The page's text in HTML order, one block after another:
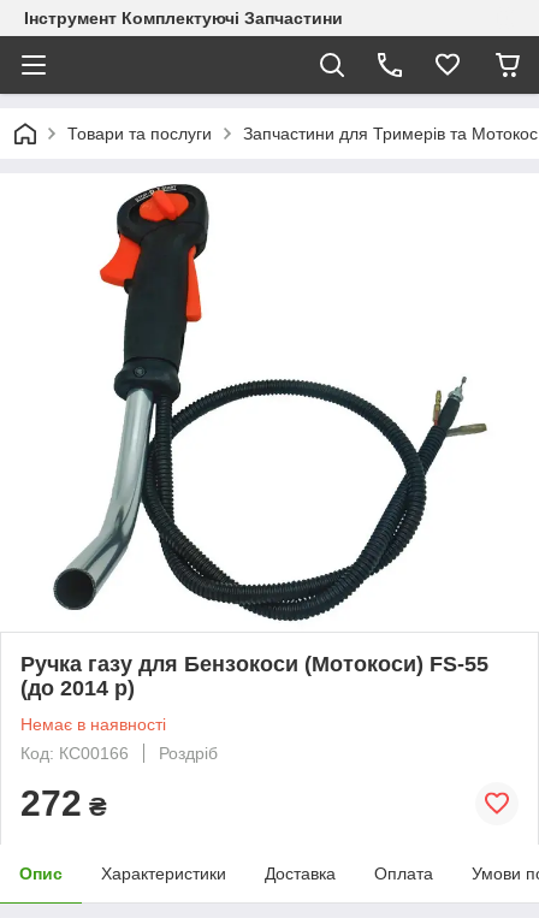
Інструмент Комплектуючі Запчастини
Товари та послуги Запчастини для Тримерів та Мотокос
Ручка газу для Бензокоси (Мотокоси) FS-55
(до 2014 р)
Немає в наявності
Код: КС00166
Роздріб
272 ₴
Опис Характеристики Доставка Оплата Умови